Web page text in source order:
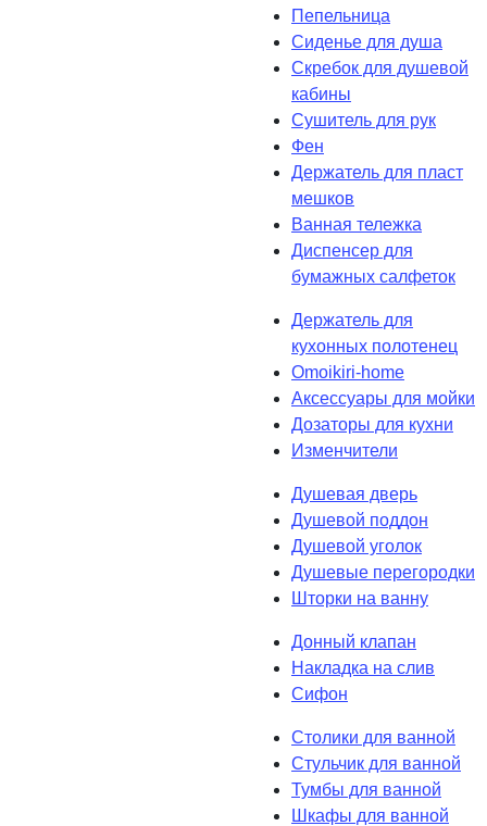
Пепельница
Сиденье для душа
Скребок для душевой
кабины
Сушитель для рук
Фен
Держатель для пласт
мешков
Ванная тележка
Диспенсер для
бумажных салфеток
Держатель для
кухонных полотенец
Omoikiri-home
Аксессуары для мойки
Дозаторы для кухни
Изменчители
Душевая дверь
Душевой поддон
Душевой уголок
Душевые перегородки
Шторки на ванну
Донный клапан
Накладка на слив
Сифон
Столики для ванной
Стульчик для ванной
Тумбы для ванной
Шкафы для ванной